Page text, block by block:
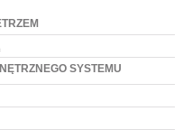
SYSTEMU